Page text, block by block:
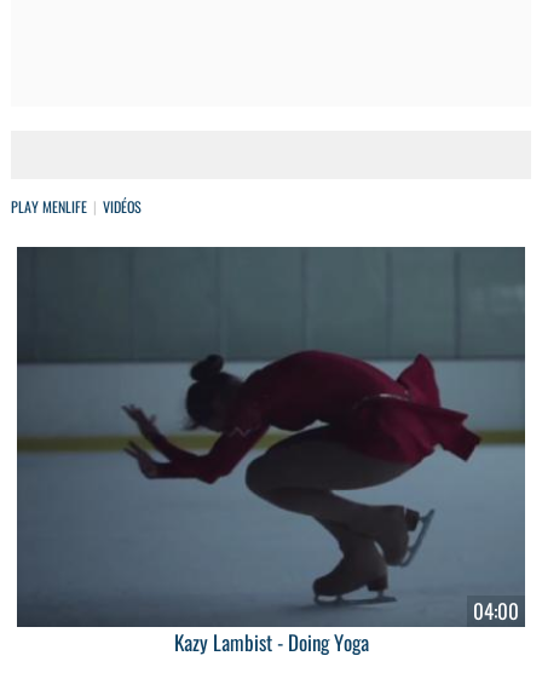
PLAY MENLIFE VIDÉOS
04:00
Kazy Lambist - Doing Yoga